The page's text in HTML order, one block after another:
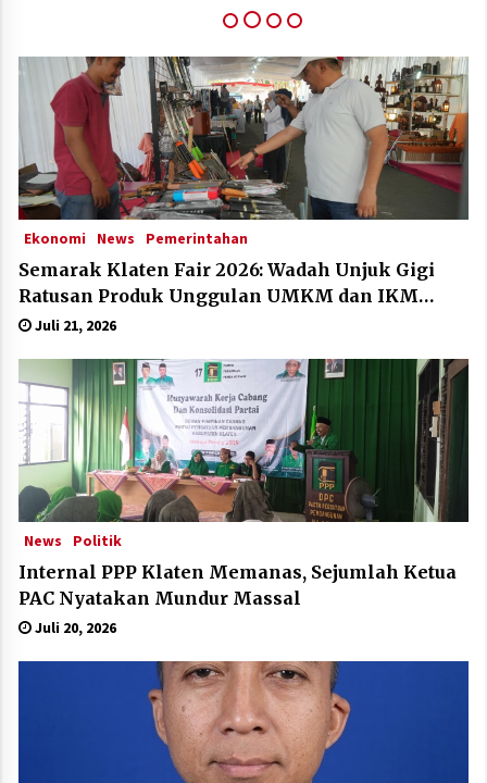
IGA Award 2025
Ekonomi News Pemerintahan
Semarak Klaten Fair 2026: Wadah Unjuk Gigi
Ratusan Produk Unggulan UMKM dan IKM
Lokal
Juli 21, 2026
News Politik
Internal PPP Klaten Memanas, Sejumlah Ketua
PAC Nyatakan Mundur Massal
Juli 20, 2026